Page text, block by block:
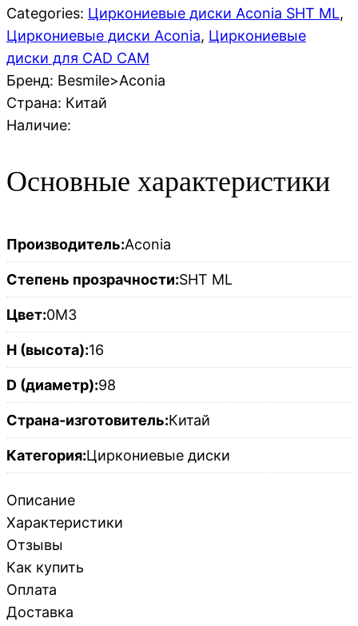
Categories: Циркониевые диски Aconia SHT ML,
Циркониевые диски Aconia, Циркониевые
диски для CAD CAM
Бренд: Besmile>Aconia
Страна: Китай
Наличие:
Основные характеристики
Производитель:Aconia
Степень прозрачности:SHT ML
Цвет:0M3
H (высота):16
D (диаметр):98
Страна-изготовитель:Китай
Категория:Циркониевые диски
Описание
Характеристики
Отзывы
Как купить
Оплата
Доставка